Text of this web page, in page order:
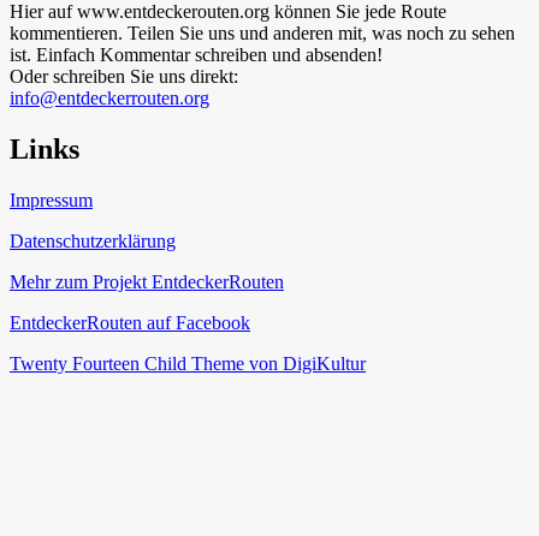
Hier auf www.entdeckerouten.org können Sie jede Route
kommentieren. Teilen Sie uns und anderen mit, was noch zu sehen
ist. Einfach Kommentar schreiben und absenden!
Oder schreiben Sie uns direkt:
info@entdeckerrouten.org
Links
Impressum
Datenschutzerklärung
Mehr zum Projekt EntdeckerRouten
EntdeckerRouten auf Facebook
Twenty Fourteen Child Theme von DigiKultur